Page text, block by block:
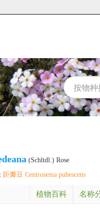
(Schltdl.) Rose
距瓣豆 Centrosema pubescens
植物百科 名称